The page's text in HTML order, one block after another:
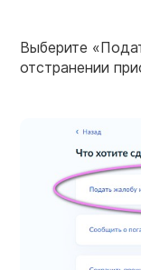
Выберите
отстранении